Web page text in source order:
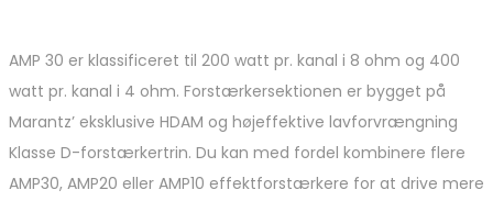
AMP 30 er klassificeret til 200 watt pr. kanal i 8 ohm og 400
watt pr. kanal i 4 ohm. Forstærkersektionen er bygget på
Marantz’ eksklusive HDAM og højeffektive lavforvrængning
Klasse D-forstærkertrin. Du kan med fordel kombinere flere
AMP30, AMP20 eller AMP10 effektforstærkere for at drive mere